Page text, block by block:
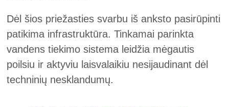
Dėl šios priežasties svarbu iš anksto pasirūpinti
patikima infrastruktūra. Tinkamai parinkta
vandens tiekimo sistema leidžia mėgautis
poilsiu ir aktyviu laisvalaikiu nesijaudinant dėl
techninių nesklandumų.